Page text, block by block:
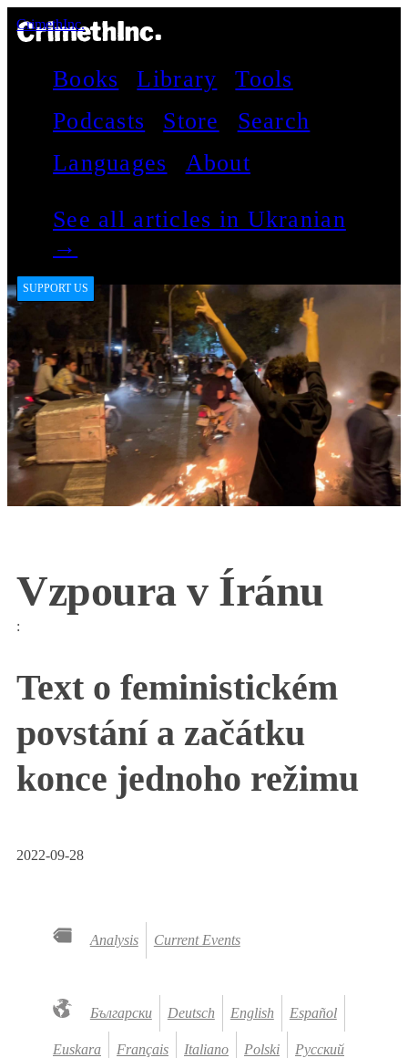
CrimethInc.
Books Library
Tools
Podcasts
Store
Search
Languages
About
See all articles in Ukranian
→
SUPPORT US
Vzpoura v Íránu
:
Text o feministickém
povstání a začátku
konce jednoho režimu
2022-09-28
Analysis Current Events
Български Deutsch English Español
Euskara Français Italiano Polski Русский